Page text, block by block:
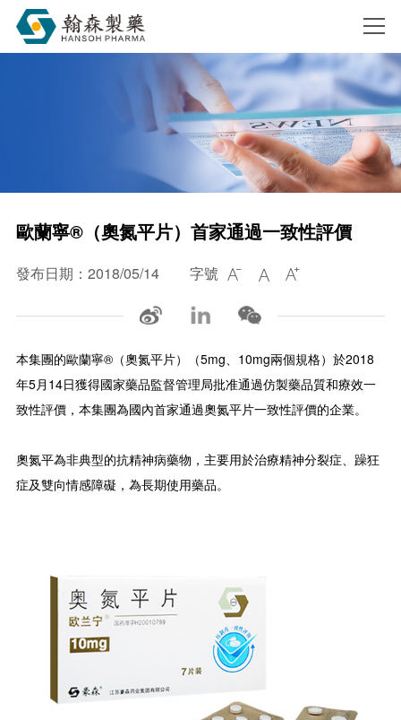
歐蘭寧®（奧氮平片）首家通過一致性評價
發布日期：2018/05/14 字號   
本集團的歐蘭寧®（奧氮平片）（5mg、10mg兩個規格）於2018
年5月14日獲得國家藥品監督管理局批准通過仿製藥品質和療效一
致性評價，本集團為國內首家通過奧氮平片一致性評價的企業。
奧氮平為非典型的抗精神病藥物，主要用於治療精神分裂症、躁狂
症及雙向情感障礙，為長期使用藥品。